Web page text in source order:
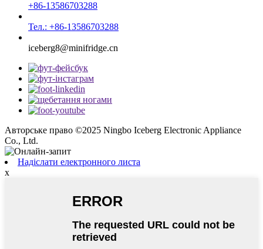
+86-13586703288
Тел.: +86-13586703288
iceberg8@minifridge.cn
Авторське право ©2025 Ningbo Iceberg Electronic Appliance
Co., Ltd.
Надіслати електронного листа
x